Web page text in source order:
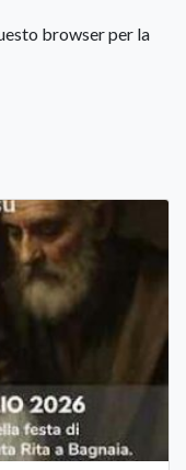
browser per la